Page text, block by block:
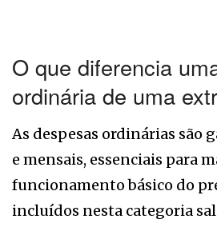
O que diferencia
ordinária de uma
As despesas ordinárias são
e mensais, essenciais para
funcionamento básico do
incluídos nesta categoria